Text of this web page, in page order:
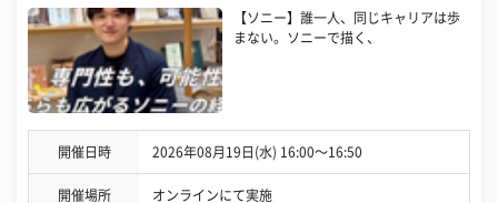
【ソニー】誰一人、同じキャリアは歩
まない。ソニーで描く、
開催日時 2026年08月19日(水) 16:00〜16:50
開催場所 オンラインにて実施